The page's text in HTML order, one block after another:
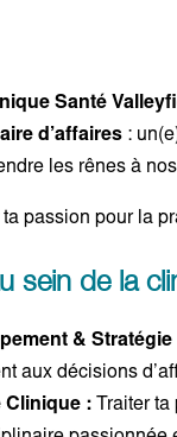
Santé
d’affaires :
les rênes à
passion pour la
sein de la
& Stratégie
aux décisions
Clinique : Traiter